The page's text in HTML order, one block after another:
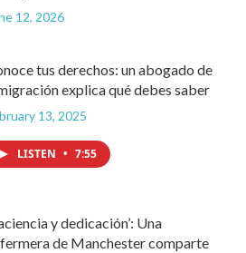
12, 2026
tus derechos: un abogado de
explica qué debes saber
13, 2025
LISTEN • 7:55
y dedicación’: Una
de Manchester comparte